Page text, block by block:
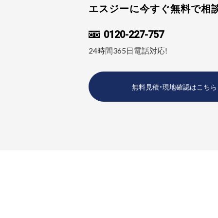
エスジーに今すぐ無料で相
0120-227-757
24時間365日電話対応!
無料見積・現地確認はこちら